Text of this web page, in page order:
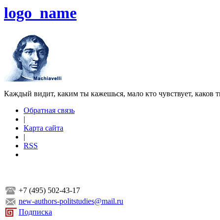
logo_name
Каждый видит, каким ты кажешься, мало кто чувствует, каков
Обратная связь
|
Карта сайта
|
RSS
+7 (495) 502-43-17
new-authors-politstudies@mail.ru
Подписка